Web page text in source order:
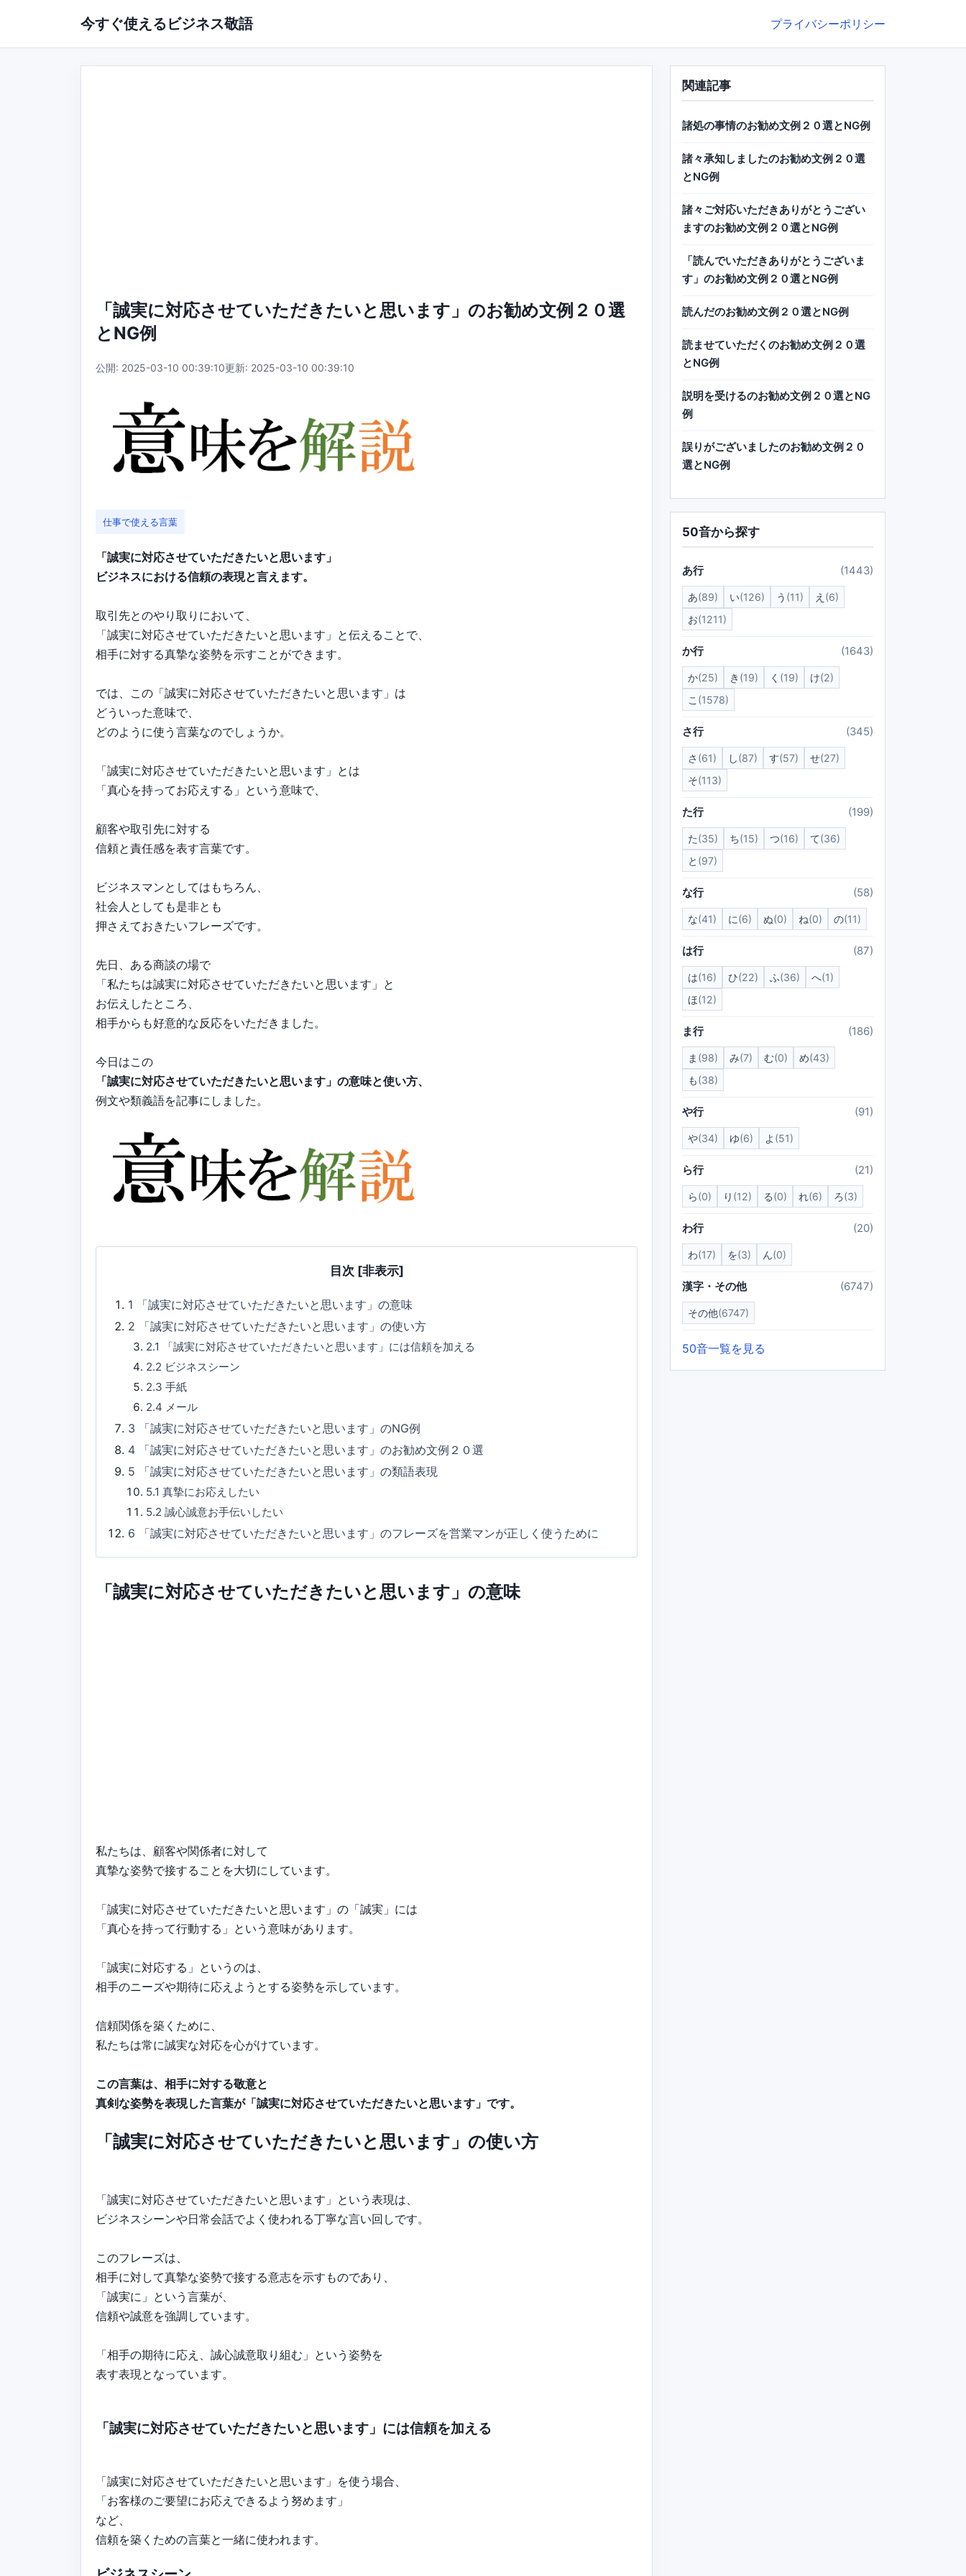
今すぐ使えるビジネス敬語 プライバシーポリシー
「誠実に対応させていただきたいと思います」のお勧め文例２０選
とNG例
公開: 2025-03-10 00:39:10更新: 2025-03-10 00:39:10
仕事で使える言葉
「誠実に対応させていただきたいと思います」
ビジネスにおける信頼の表現と言えます。
取引先とのやり取りにおいて、
「誠実に対応させていただきたいと思います」と伝えることで、
相手に対する真摯な姿勢を示すことができます。
では、この「誠実に対応させていただきたいと思います」は
どういった意味で、
どのように使う言葉なのでしょうか。
「誠実に対応させていただきたいと思います」とは
「真心を持ってお応えする」という意味で、
顧客や取引先に対する
信頼と責任感を表す言葉です。
ビジネスマンとしてはもちろん、
社会人としても是非とも
押さえておきたいフレーズです。
先日、ある商談の場で
「私たちは誠実に対応させていただきたいと思います」と
お伝えしたところ、
相手からも好意的な反応をいただきました。
今日はこの
「誠実に対応させていただきたいと思います」の意味と使い方、
例文や類義語を記事にしました。
目次 [非表示]
1
「誠実に対応させていただきたいと思います」の意味
2
「誠実に対応させていただきたいと思います」の使い方
2.1
「誠実に対応させていただきたいと思います」には信頼を加える
2.2 ビジネスシーン
2.3 手紙
2.4 メール
3
「誠実に対応させていただきたいと思います」のNG例
4
「誠実に対応させていただきたいと思います」のお勧め文例２０選
5
「誠実に対応させていただきたいと思います」の類語表現
5.1 真摯にお応えしたい
5.2 誠心誠意お手伝いしたい
6 「誠実に対応させていただきたいと思います」のフレーズを営業マンが正しく使うために
「誠実に対応させていただきたいと思います」の意味
私たちは、顧客や関係者に対して
真摯な姿勢で接することを大切にしています。
「誠実に対応させていただきたいと思います」の「誠実」には
「真心を持って行動する」という意味があります。
「誠実に対応する」というのは、
相手のニーズや期待に応えようとする姿勢を示しています。
信頼関係を築くために、
私たちは常に誠実な対応を心がけています。
この言葉は、相手に対する敬意と
真剣な姿勢を表現した言葉が「誠実に対応させていただきたいと思います」です。
「誠実に対応させていただきたいと思います」の使い方
「誠実に対応させていただきたいと思います」という表現は、
ビジネスシーンや日常会話でよく使われる丁寧な言い回しです。
このフレーズは、
相手に対して真摯な姿勢で接する意志を示すものであり、
「誠実に」という言葉が、
信頼や誠意を強調しています。
「相手の期待に応え、誠心誠意取り組む」という姿勢を
表す表現となっています。
「誠実に対応させていただきたいと思います」には信頼を加える
「誠実に対応させていただきたいと思います」を使う場合、
「お客様のご要望にお応えできるよう努めます」
など、
信頼を築くための言葉と一緒に使われます。
関連記事
諸処の事情のお勧め文例２０選とNG例
諸々承知しましたのお勧め文例２０選
とNG例
諸々ご対応いただきありがとうござい
ますのお勧め文例２０選とNG例
「読んでいただきありがとうございま
す」のお勧め文例２０選とNG例
読んだのお勧め文例２０選とNG例
読ませていただくのお勧め文例２０選
とNG例
説明を受けるのお勧め文例２０選とNG
例
誤りがございましたのお勧め文例２０
選とNG例
50音から探す
あ行 (1443)
あ(89) い(126) う (11) え (6)
お(1211)
か行 (1643)
か(25) き (19) く (19) け(2)
こ (1578)
さ行 (345)
さ (61) し(87) す(57) せ(27)
そ(113)
た行 (199)
た(35) ち(15) つ(16) て(36)
と (97)
な行 (58)
な(41) に(6) ぬ(0) ね(0) の(11)
は行 (87)
は(16) ひ(22) ふ(36) へ(1)
ほ(12)
ま行 (186)
ま (98) み(7) む(0) め(43)
も(38)
や行 (91)
や(34) ゆ(6) よ (51)
ら行 (21)
ら(0) り (12) る(0) れ(6) ろ(3)
わ行 (20)
わ(17) を(3) ん(0)
漢字・その他 (6747)
その他(6747)
50音一覧を見る